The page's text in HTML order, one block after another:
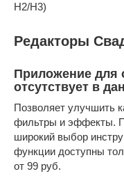
H2/H3)
Редакторы
Приложение для
отсутствует в
Позволяет улучшить
фильтры и эффекты.
широкий выбор
функции доступны
от 99 руб.